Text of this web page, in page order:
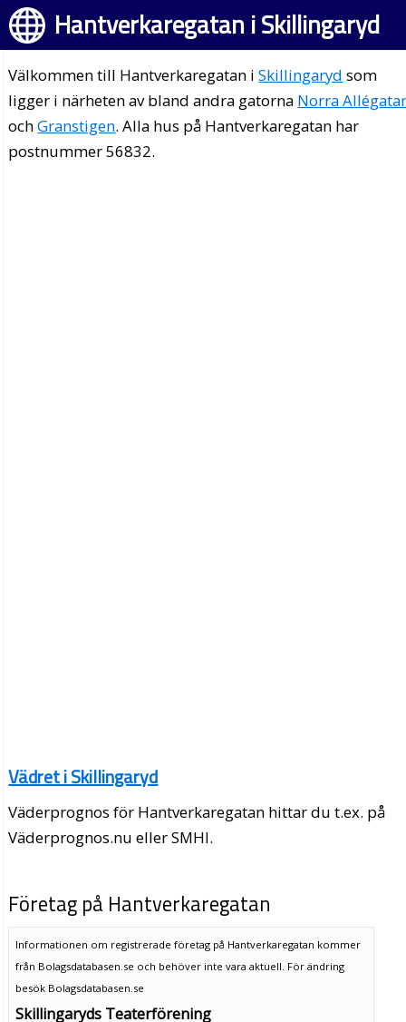
Hantverkaregatan i Skillingaryd
Välkommen till Hantverkaregatan iSkillingaryd som
ligger i närheten av bland andra gatorna Norra
ochGranstigen. Alla hus på Hantverkaregatan har
postnummer 56832.
Vädret i Skillingaryd
Väderprognos för Hantverkaregatan hittar du t.ex. på
Väderprognos.nu eller SMHI.
Företag på Hantverkaregatan
Informationen om registrerade företag på Hantverkaregatan kommer
från Bolagsdatabasen.se och behöver inte vara aktuell. För ändring
besök Bolagsdatabasen.se
Skillingaryds Teaterförening